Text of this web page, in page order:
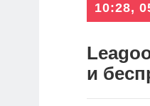
10:28,
и